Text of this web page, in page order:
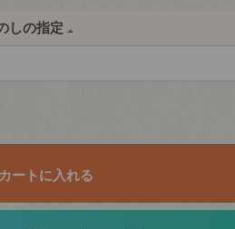
しの指定
カートに入れる